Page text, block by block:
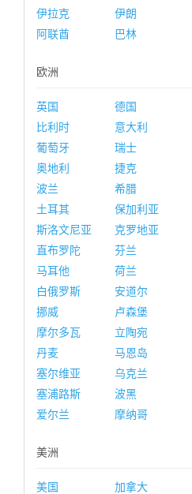
伊拉克
伊朗
阿联酋
巴林
欧洲
英国 德国
比利时
意大利
葡萄牙
瑞士
奥地利
捷克
波兰
希腊
土耳其
保加利亚
斯洛文尼亚
克罗地亚
直布罗陀
芬兰
马耳他
荷兰
白俄罗斯
安道尔
挪威
卢森堡
摩尔多瓦
立陶宛
丹麦
马恩岛
塞尔维亚
乌克兰
塞浦路斯
波黑
爱尔兰
摩纳哥
美洲
美国 加拿大